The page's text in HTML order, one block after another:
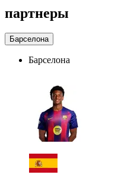
партнеры
Барселона
Барселона